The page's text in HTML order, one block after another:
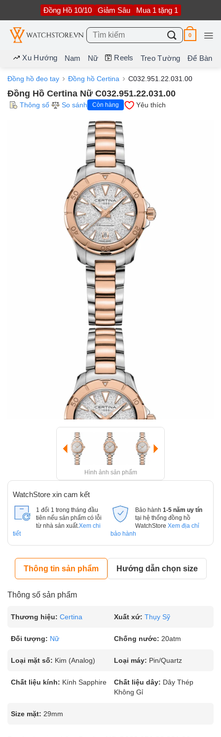
nội
dung
Đồng Hồ 10/10 Giảm Sâu Mua 1 tặng 1
Tìm
kiếm:
0
Xu Hướng Nam Nữ Reels Treo Tường Để Bàn
Đồng hồ đeo tay Đồng hồ Certina C032.951.22.031.00
Đồng Hồ Certina Nữ C032.951.22.031.00
Thông số So sánh Còn hàng Yêu thích
Hình ảnh sản phẩm
WatchStore xin cam kết
1 đổi 1 trong tháng đầu
tiên nếu sản phẩm có lỗi
từ nhà sản xuất. Xem chi
tiết
Bảo hành 1-5 năm uy tín
tại hệ thống đồng hồ
WatchStore Xem địa chỉ
bảo hành
Thông tin sản phẩm Hướng dẫn chọn size
Thông số sản phẩm
Thương hiệu: Certina Xuất xứ: Thụy Sỹ
Đối tượng: Nữ Chống nước: 20atm
Loại mặt số: Kim (Analog) Loại máy: Pin/Quartz
Chất liệu kính: Kính Sapphire Chất liệu dây: Dây Thép
Không Gỉ
Size mặt: 29mm